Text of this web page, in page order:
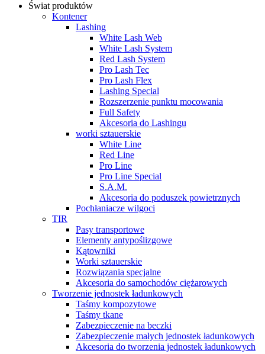
Świat produktów
Kontener
Lashing
White Lash Web
White Lash System
Red Lash System
Pro Lash Tec
Pro Lash Flex
Lashing Special
Rozszerzenie punktu mocowania
Full Safety
Akcesoria do Lashingu
worki sztauerskie
White Line
Red Line
Pro Line
Pro Line Special
S.A.M.
Akcesoria do poduszek powietrznych
Pochłaniacze wilgoci
TIR
Pasy transportowe
Elementy antypoślizgowe
Kątowniki
Worki sztauerskie
Rozwiązania specjalne
Akcesoria do samochodów ciężarowych
Tworzenie jednostek ładunkowych
Taśmy kompozytowe
Taśmy tkane
Zabezpieczenie na beczki
Zabezpieczenie małych jednostek ładunkowych
Akcesoria do tworzenia jednostek ładunkowych